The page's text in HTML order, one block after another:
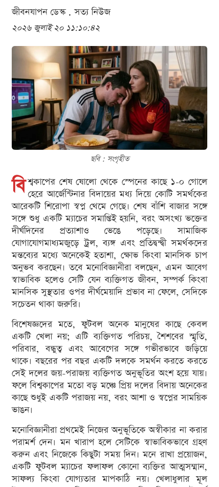
জীবনযাপন ডেস্ক . সত্য নিউজ
২০২৬ জুলাই ২০ ১১:১০:৪২
ছবি : সংগৃহীত
বি শ্বকাপের শেষ ষোলো থেকে স্পেনের কাছে ১-০ গোলে
হেরে আর্জেন্টিনার বিদায়ের মধ্য দিয়ে কোটি সমর্থকের
আরেকটি শিরোপা স্বপ্ন থেমে গেছে। শেষ বাঁশি বাজার সঙ্গে
সঙ্গে শুধু একটি ম্যাচের সমাপ্তিই হয়নি, বরং অসংখ্য ভক্তের
দীর্ঘদিনের প্রত্যাশাও ভেঙে পড়েছে। সামাজিক
যোগাযোগমাধ্যমজুড়ে ট্রল, ব্যঙ্গ এবং প্রতিদ্বন্দ্বী সমর্থকদের
মন্তব্যের মধ্যে অনেকেই হতাশা, ক্ষোভ কিংবা মানসিক চাপ
অনুভব করছেন। তবে মনোবিজ্ঞানীরা বলছেন, এমন আবেগ
স্বাভাবিক হলেও সেটি যেন ব্যক্তিগত জীবন, সম্পর্ক কিংবা
মানসিক সুস্থতার ওপর দীর্ঘমেয়াদি প্রভাব না ফেলে, সেদিকে
সচেতন থাকা জরুরি।
বিশেষজ্ঞদের মতে, ফুটবল অনেক মানুষের কাছে কেবল
একটি খেলা নয়; এটি ব্যক্তিগত পরিচয়, শৈশবের স্মৃতি,
পরিবার, বন্ধুত্ব এবং আবেগের সঙ্গে গভীরভাবে জড়িয়ে
থাকে। বছরের পর বছর একটি দলকে সমর্থন করতে করতে
সেই দলের জয়-পরাজয় ব্যক্তিগত অনুভূতির অংশ হয়ে যায়।
ফলে বিশ্বকাপের মতো বড় মঞ্চে প্রিয় দলের বিদায় অনেকের
কাছে শুধুই একটি পরাজয় নয়, বরং আশা ও স্বপ্নের সাময়িক
ভাঙন।
মনোবিজ্ঞানীরা প্রথমেই নিজের অনুভূতিকে অস্বীকার না করার
পরামর্শ দেন। মন খারাপ হলে সেটিকে স্বাভাবিকভাবে গ্রহণ
করুন এবং নিজেকে কিছুটা সময় দিন। মনে রাখা প্রয়োজন,
একটি ফুটবল ম্যাচের ফলাফল কোনো ব্যক্তির আত্মসম্মান,
সাফল্য কিংবা যোগ্যতার মাপকাঠি নয়। খেলাধুলার মূল